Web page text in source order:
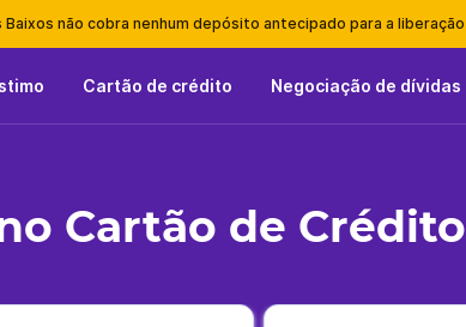
Baixos não cobra nenhum depósito antecipado para a
Cartão de crédito Negociação de dívidas
Cartão de